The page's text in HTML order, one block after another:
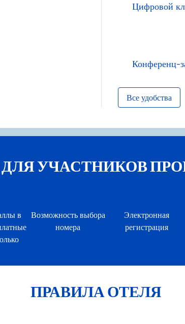
Цифровой
Конференц-
Все удобства
УЧАСТНИКОВ
в
Возможность выбора
номера
Электронная
регистрация
ПРАВИЛА ОТЕЛЯ